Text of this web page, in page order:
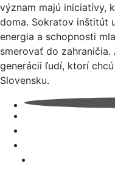
význam majú iniciatívy,
doma. Sokratov inštitút
energia a schopnosti
smerovať do
generácii ľudí, ktorí
Slovensku.